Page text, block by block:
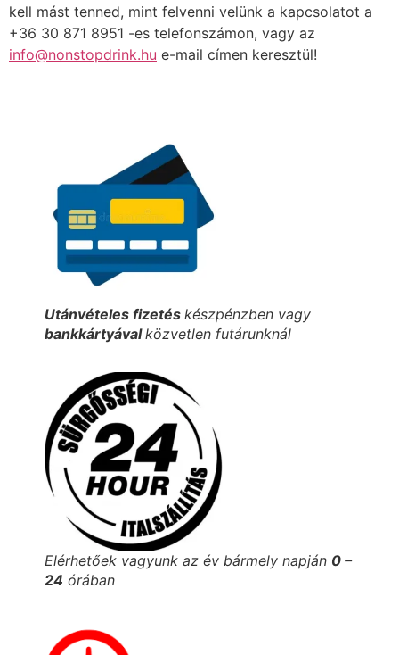
kell mást tenned, mint felvenni velünk a kapcsolatot a
+36 30 871 8951 -es telefonszámon, vagy az
info@nonstopdrink.hu e-mail címen keresztül!
Utánvételes fizetés készpénzben vagy
bankkártyávalközvetlen futárunknál
Elérhetőek vagyunk az év bármely napján 0 –
24 órában